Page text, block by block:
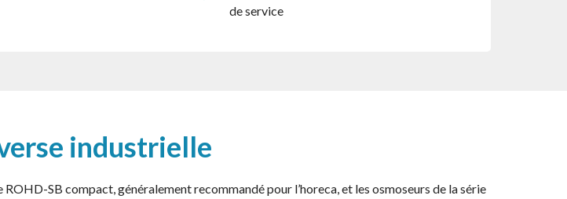
de service
industrielle
SB compact, généralement recommandé pour l’horeca, et les osmoseurs de la série